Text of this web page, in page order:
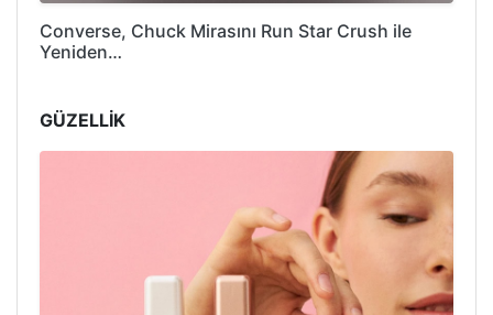
Converse, Chuck Mirasını Run Star Crush ile
Yeniden…
GÜZELLİK